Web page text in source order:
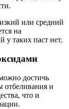
или средний
на
таких паст нет.
достичь
отбеливания и
что и